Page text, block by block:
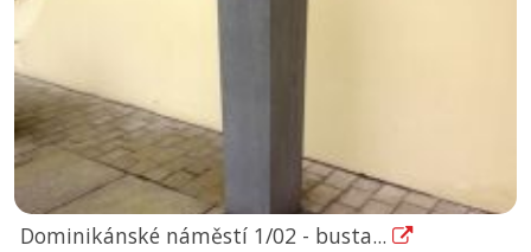
Dominikánské náměstí 1/02 - busta...